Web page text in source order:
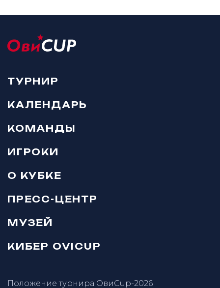
ТУРНИР
КАЛЕНДАРЬ
КОМАНДЫ
ИГРОКИ
О КУБКЕ
ПРЕСС-ЦЕНТР
МУЗЕЙ
КИБЕР OVICUP
Положение турнира ОвиCup-2026